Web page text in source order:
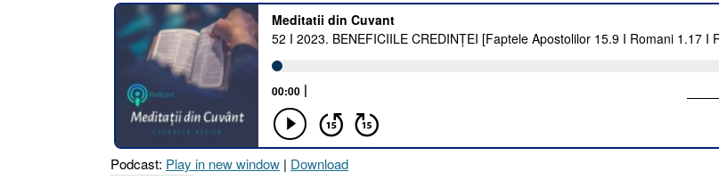
2023.
BENEFICIILE
CREDINȚEI
Apostolilor
15.9
I
Romani
1.17
Podcast: Play in new window | Download